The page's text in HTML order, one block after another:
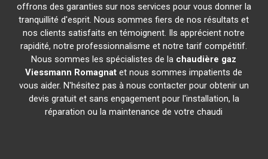
offrons des garanties sur nos services pour vous donner la
tranquillité d'esprit. Nous sommes fiers de nos résultats et
nos clients satisfaits en témoignent. Ils apprécient notre
rapidité, notre professionnalisme et notre tarif compétitif.
Nous sommes les spécialistes de la chaudière gaz
Viessmann Romagnat et nous sommes impatients de
vous aider. N'hésitez pas à nous contacter pour obtenir un
devis gratuit et sans engagement pour l'installation, la
réparation ou la maintenance de votre chaudi